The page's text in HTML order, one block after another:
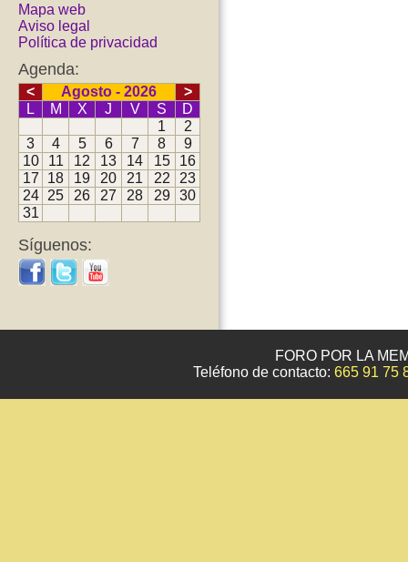
Mapa web
Aviso legal
Política de privacidad
Agenda:
< Agosto - 2026
>
L
M X J V S
D
1
2
3
4 5 6 7 8
9
10
11 12 13 14 15
16
17
18 19 20 21 22
23
24
25 26 27 28 29
30
31
Síguenos:
FORO POR LA
Teléfono de contacto: 665 91 75